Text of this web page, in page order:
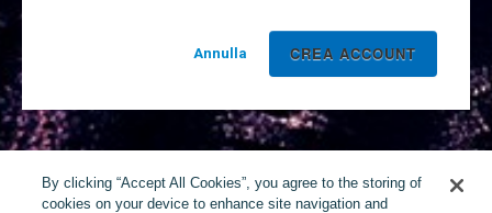
Annulla
By clicking “Accept All Cookies”, you agree to the storing of
cookies on your device to enhance site navigation and